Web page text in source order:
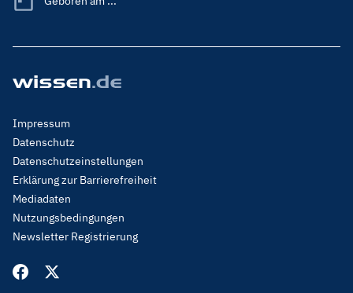
Footer
Menu
Legal
Impressum
Datenschutz
Datenschutzeinstellungen
Erklärung zur Barrierefreiheit
Mediadaten
Nutzungsbedingungen
Newsletter Registrierung